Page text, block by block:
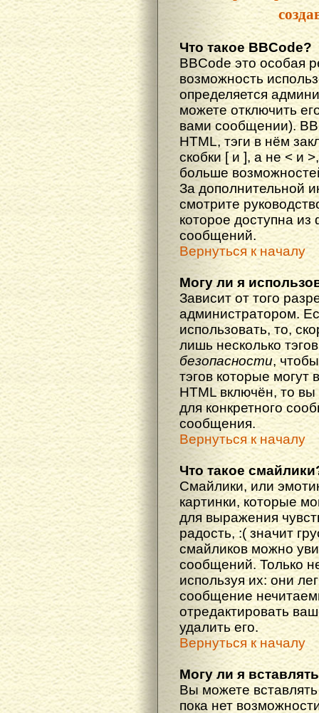
Что такое BBCode?
BBCode это особая
возможность
определяется
можете отключить
вами сообщении).
HTML, тэги в нём
скобки [ и ], а не < и
больше
За дополнительной
смотрите
которое доступна
сообщений.
Вернуться к началу
Могу ли я
Зависит от того
администратором.
использовать, то,
лишь несколько
безопасности,
тэгов которые
HTML включён, то
для конкретного
сообщения.
Вернуться к началу
Что такое
Смайлики, или
картинки, которые
для выражения
радость, :( значит
смайликов можно
сообщений. Только
используя их: они
сообщение
отредактировать
удалить его.
Вернуться к началу
Могу ли я
Вы можете
пока нет